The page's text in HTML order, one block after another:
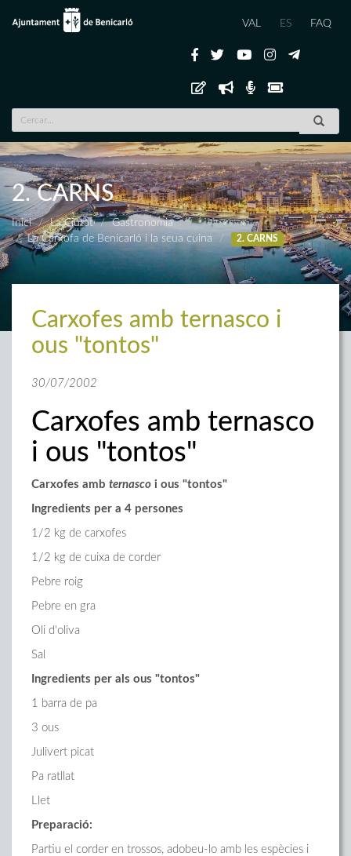
VAL ES FAQ
2. CARNS
Inici La Ciutat
Gastronomia
La Carxofa de Benicarló i la seua cuina
2. CARNS
Carxofes amb ternasco i
ous "tontos"
30/07/2002
Carxofes amb ternasco
i ous "tontos"
Carxofes amb ternasco i ous "tontos"
Ingredients per a 4 persones
1/2 kg de carxofes
1/2 kg de cuixa de corder
Pebre roig
Pebre en gra
Oli d'oliva
Sal
Ingredients per als ous "tontos"
1 barra de pa
3 ous
Julivert picat
Pa ratllat
Llet
Preparació:
Partiu el corder en trossos, adobeu-lo amb les espècies i